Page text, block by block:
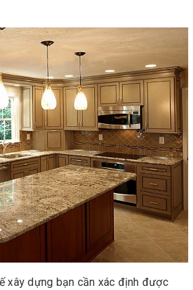
xây dựng bạn cần xác định được